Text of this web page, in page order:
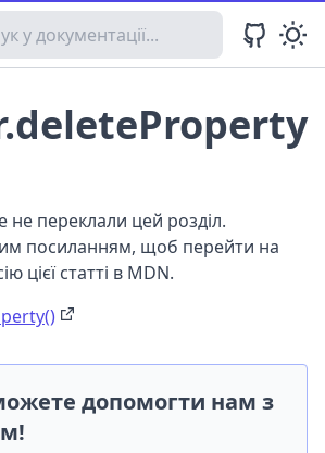
переклали цей розділ.
посиланням, щоб перейти на
цієї статті в MDN.
допомогти нам з